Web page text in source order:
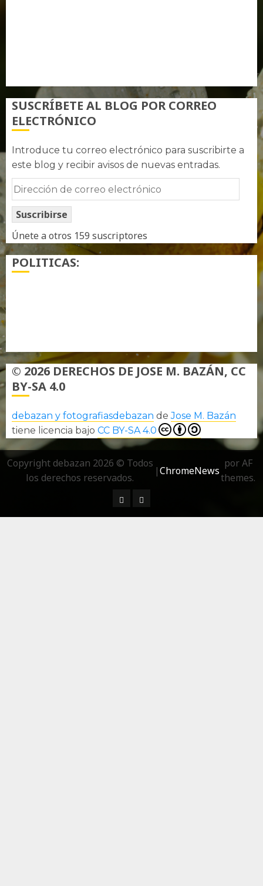
SUSCRÍBETE AL BLOG POR CORREO
ELECTRÓNICO
Introduce tu correo electrónico para suscribirte a
este blog y recibir avisos de nuevas entradas.
Dirección
de
correo
electrónico
Suscribirse
Únete a otros 159 suscriptores
POLITICAS:
© 2026 DERECHOS DE JOSE M. BAZÁN, CC
BY-SA 4.0
debazan y fotografiasdebazan deJose M. Bazán
tiene licencia bajo CC BY-SA 4.0
Copyright debazan 2026 © Todos
los derechos reservados.
|ChromeNews
por AF
themes.
¿ Quién soy…?
Más información sobre las